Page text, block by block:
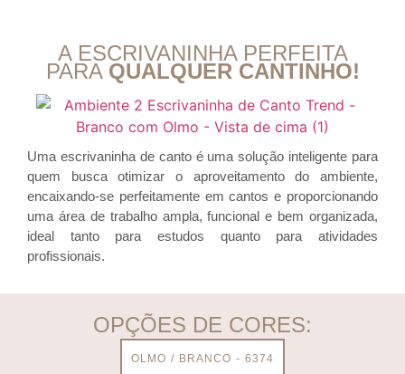
A ESCRIVANINHA PERFEITA
PARA QUALQUER CANTINHO!
Uma escrivaninha de canto é uma solução inteligente para
quem busca otimizar o aproveitamento do ambiente,
encaixando-se perfeitamente em cantos e proporcionando
uma área de trabalho ampla, funcional e bem organizada,
ideal tanto para estudos quanto para atividades
profissionais.
OPÇÕES DE CORES:
OLMO / BRANCO - 6374